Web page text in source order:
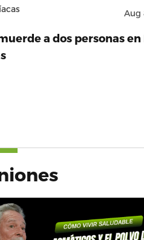
Aug
a dos personas en